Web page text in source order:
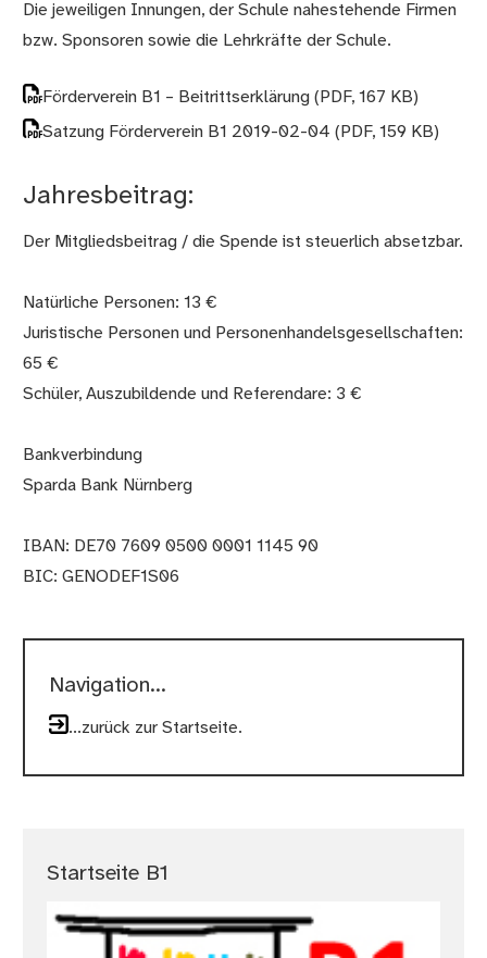
Die jeweiligen Innungen, der Schule nahestehende Firmen
bzw. Sponsoren sowie die Lehrkräfte der Schule.
Förderverein B1 – Beitrittserklärung(PDF, 167 KB)
Satzung Förderverein B1 2019-02-04(PDF, 159 KB)
Jahresbeitrag:
Der Mitgliedsbeitrag / die Spende ist steuerlich absetzbar.
Natürliche Personen: 13 €
Juristische Personen und Personenhandelsgesellschaften:
65 €
Schüler, Auszubildende und Referendare: 3 €
Bankverbindung
Sparda Bank Nürnberg
IBAN: DE70 7609 0500 0001 1145 90
BIC: GENODEF1S06
Navigation...
...zurück zur Startseite.
Startseite B1